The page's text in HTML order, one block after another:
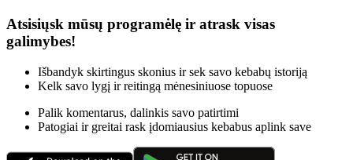
Atsisiųsk mūsų programėlę ir atrask visas
galimybes!
Išbandyk skirtingus skonius ir sek savo kebabų istoriją
Kelk savo lygį ir reitingą mėnesiniuose topuose
Palik komentarus, dalinkis savo patirtimi
Patogiai ir greitai rask įdomiausius kebabus aplink save